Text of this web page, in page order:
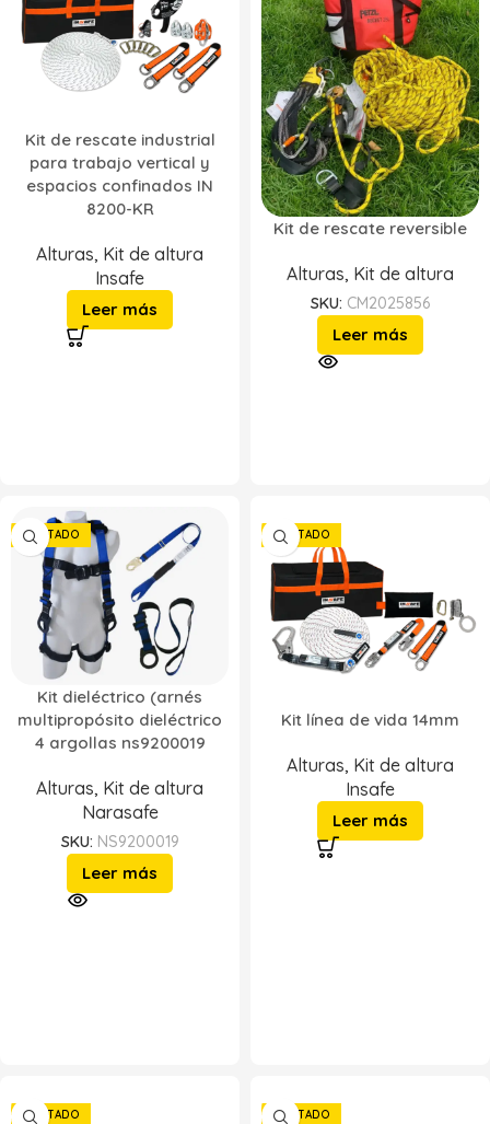
Kit de rescate industrial
para trabajo vertical y
espacios confinados IN
8200-KR
Alturas, Kit de altura
Insafe
Leer más
Kit de rescate reversible
Alturas, Kit de altura
SKU: CM2025856
Leer más
AGOTADO
Kit dieléctrico (arnés
multipropósito dieléctrico
4 argollas ns9200019
Alturas, Kit de altura
Narasafe
SKU: NS9200019
Leer más
AGOTADO
Kit línea de vida 14mm
Alturas, Kit de altura
Insafe
Leer más
AGOTADO AGOTADO